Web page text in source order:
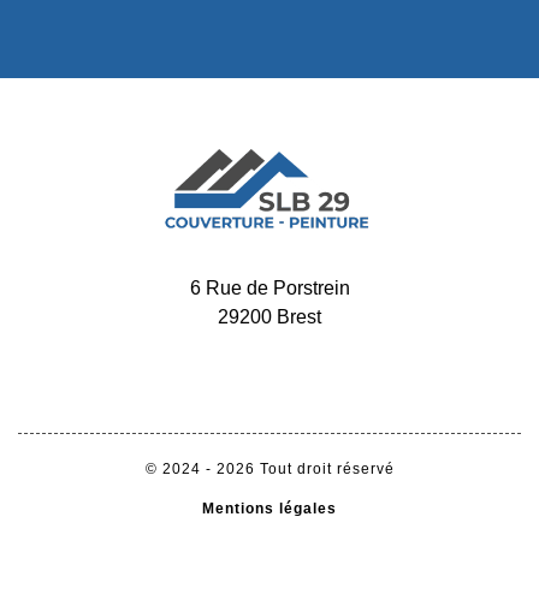
6 Rue de Porstrein
29200 Brest
© 2024 - 2026 Tout droit réservé
Mentions légales